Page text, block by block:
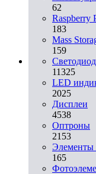
62
Raspberry
183
Mass
159
11325
LED
2025
Дисплеи
4538
Оптроны
2153
Элементы
165